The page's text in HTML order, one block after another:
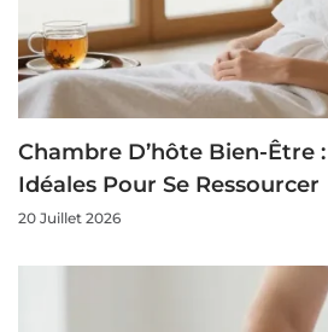
Chambre D’hôte Bien-Être
Idéales Pour Se Ressourcer
20 Juillet 2026